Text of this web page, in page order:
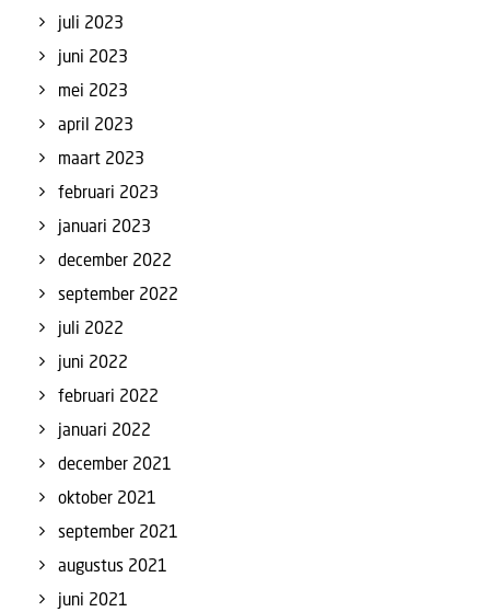
juli 2023
juni 2023
mei 2023
april 2023
maart 2023
februari 2023
januari 2023
december 2022
september 2022
juli 2022
juni 2022
februari 2022
januari 2022
december 2021
oktober 2021
september 2021
augustus 2021
juni 2021